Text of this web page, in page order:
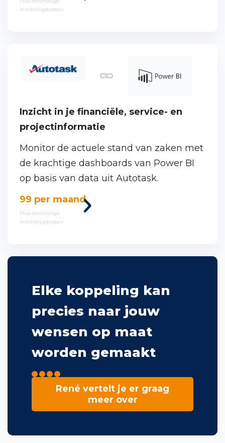
Ons proces
Cases
Werken bij One Portal
inrichtingskosten
Inzicht in je financiële, service- en
projectinformatie
Monitor de actuele stand van zaken met
de krachtige dashboards van Power BI
op basis van data uit Autotask.
Bekijk
deze
99 per maand
Plus eenmalige
inrichtingskosten
Elke koppeling kan
precies naar jouw
wensen op maat
worden gemaakt
René vertelt je er graag
meer over